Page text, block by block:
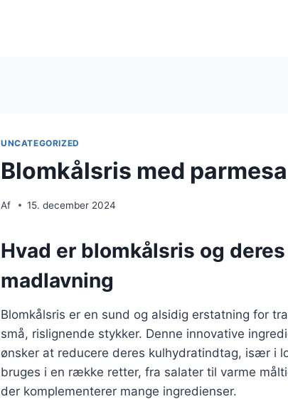
UNCATEGORIZED
Blomkålsris med
Af 15. december 2024
Hvad er blomkålsris og
madlavning
Blomkålsris er en sund og alsidig erstatning for
små, rislignende stykker. Denne innovative
ønsker at reducere deres kulhydratindtag, især i
bruges i en række retter, fra salater til varme
der komplementerer mange ingredienser.